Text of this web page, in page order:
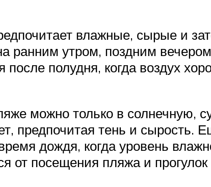
влажные, сырые и
ранним утром, поздним
полудня, когда воздух
можно только в солнечную,
предпочитая тень и сырость.
дождя, когда уровень
от посещения пляжа и